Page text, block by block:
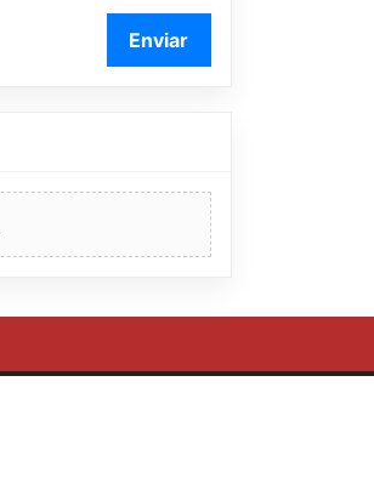
Enviar